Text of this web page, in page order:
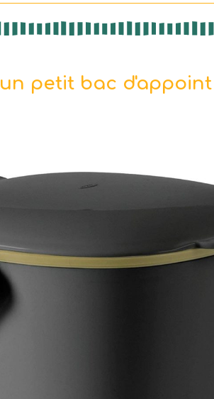
petit bac